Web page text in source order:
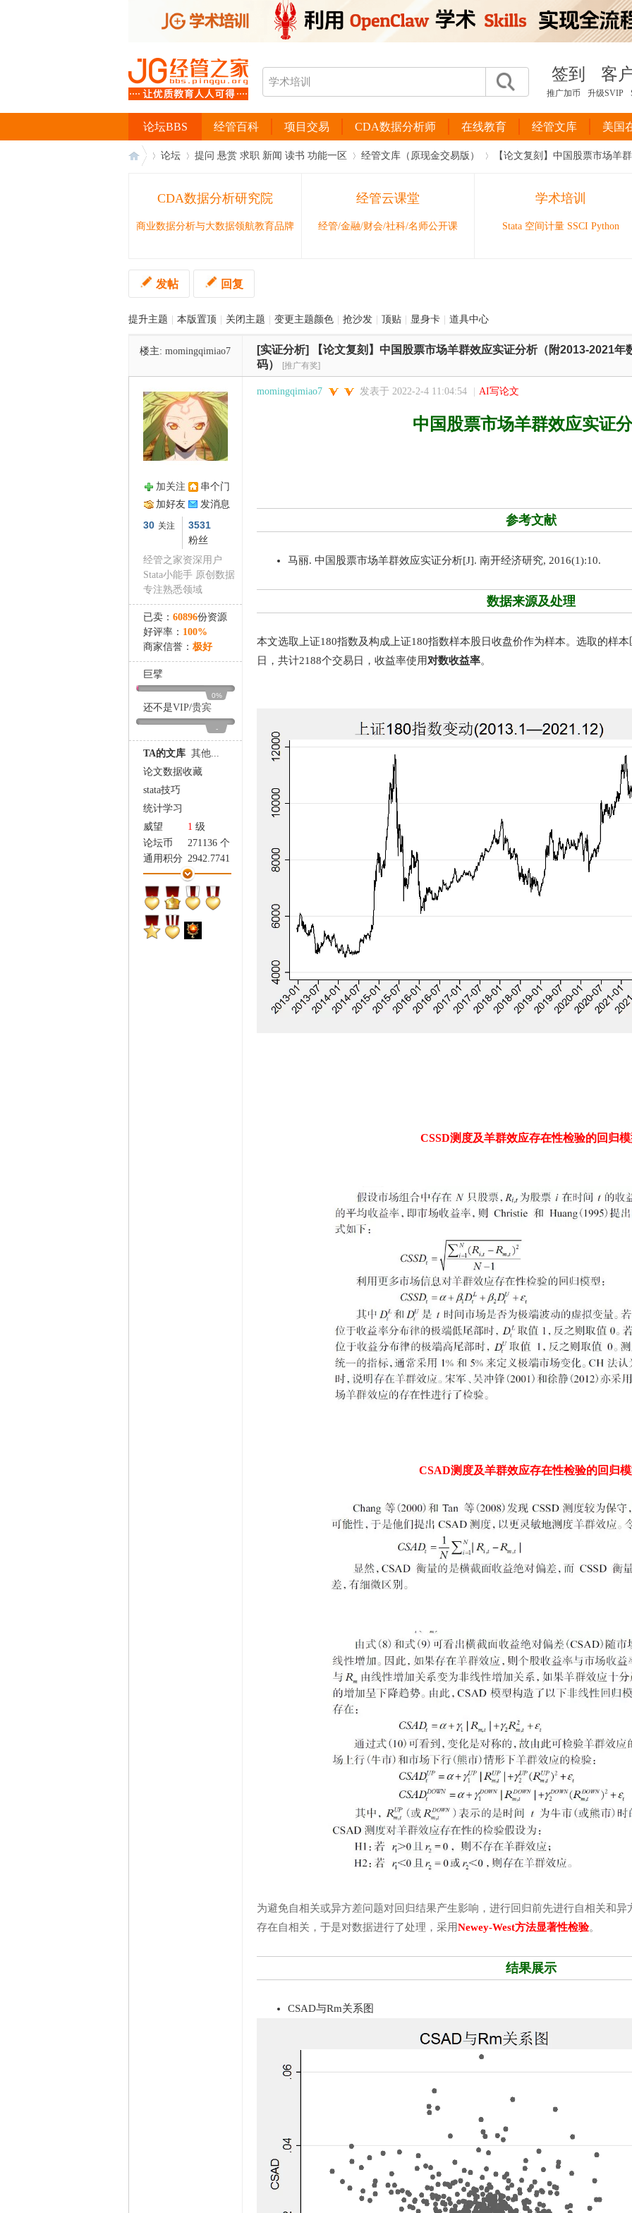
签到 客
推广加币 升级SVIP
经管百科 项目交易 CDA数据分析师 在线教育 经管文库 美国
论坛BBS
论坛 提问 悬赏 求职 新闻 读书 功能一区 经管文库（原现金交易版） 【论文复刻】中国股票市场羊
CDA数据分析研究院
商业数据分析与大数据领航教育品牌
经管云课堂
经管/金融/财会/社科/名师公开课
学术培训
Stata 空间计量 SSCI Python
发帖 回复
提升主题 本版置顶 关闭主题 变更主题颜色 抢沙发 顶贴 显身卡 道具中心
楼主: momingqimiao7 [实证分析]
【论文复刻】中国股票市场羊群效应实证分析（附2013-2021年
码）
[推广有奖]
加关注
串个门
加好友
发消息
30 关注 3531
粉丝
经管之家资深用户
Stata小能手 原创数据
专注熟悉领域
已卖： 60896份资源
好评率： 100%
商家信誉： 极好
巨擘
0%
还不是VIP/贵宾
-
TA的文库 其他...
论文数据收藏
stata技巧
统计学习
威望
1 级
论坛币
271136 个
通用积分 2942.7741
学术水平
3642 点
热心指数
3547 点
信用等级
3377 点
经验
485704 点
帖子
19368
momingqimiao7 发表于 2022-2-4 11:04:54 AI写论文
中国股票市场羊群效应实证
参考文献
马丽. 中国股票市场羊群效应实证分析[J]. 南开经济研究, 2016(1):10.
数据来源及处理
本文选取上证180指数及构成上证180指数样本股日收盘价作为样本。选取的样
日，共计2188个交易日，收益率使用对数收益率。
CSSD测度及羊群效应存在性检验的回归
CSAD测度及羊群效应存在性检验的回归
为避免自相关或异方差问题对回归结果产生影响，进行回归前先进行自相关和
存在自相关，于是对数据进行了处理，采用Newey-West方法显著性检验。
结果展示
CSAD与Rm关系图